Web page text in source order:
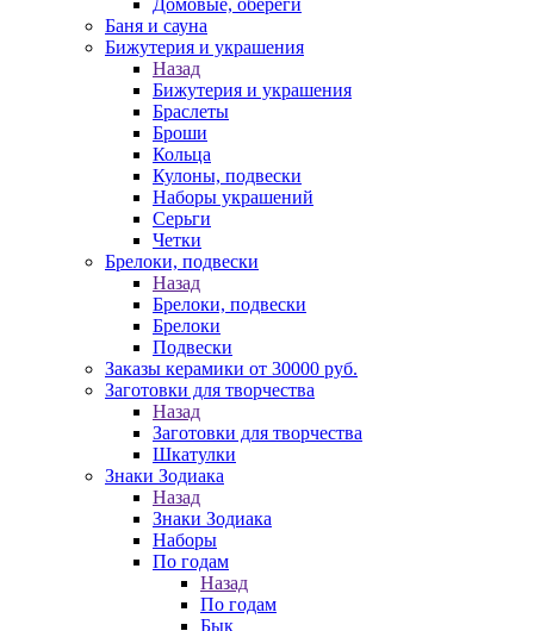
Домовые, обереги
Баня и сауна
Бижутерия и украшения
Назад
Бижутерия и украшения
Браслеты
Броши
Кольца
Кулоны, подвески
Наборы украшений
Серьги
Четки
Брелоки, подвески
Назад
Брелоки, подвески
Брелоки
Подвески
Заказы керамики от 30000 руб.
Заготовки для творчества
Назад
Заготовки для творчества
Шкатулки
Знаки Зодиака
Назад
Знаки Зодиака
Наборы
По годам
Назад
По годам
Бык